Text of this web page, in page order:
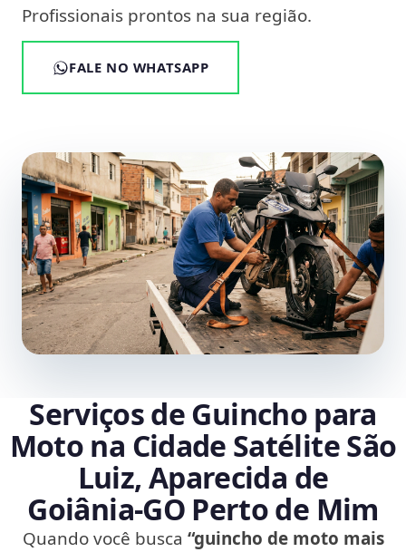
Profissionais prontos na sua região.
FALE NO WHATSAPP
Serviços de Guincho para
Moto na Cidade Satélite São
Luiz, Aparecida de
Goiânia‑GO Perto de Mim
Quando você busca “guincho de moto mais